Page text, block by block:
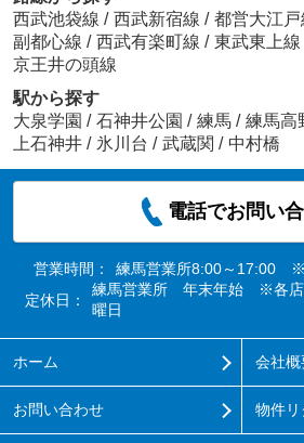
西武池袋線 / 西武新宿線 / 都営大江戸
副都心線 / 西武有楽町線 / 東武東上線
京王井の頭線
駅から探す
大泉学園 / 石神井公園 / 練馬 / 練馬高
上石神井 / 氷川台 / 武蔵関 / 中村橋
電話でお問い
営業時間：
練馬営業所8:00～17:00
定休日：
練馬営業所 年末年始 ※各
曜日
ホーム 会社概
お問い合わせ 物件リ